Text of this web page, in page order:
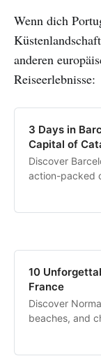
Wenn dich
anderen
Reiseerlebnisse:
3 Days in
Capital of
Discover
action-packed
10
France
Discover
beaches, and